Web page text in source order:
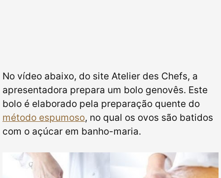
No vídeo abaixo, do site Atelier des Chefs, a
apresentadora prepara um bolo genovês. Este
bolo é elaborado pela preparação quente do
método espumoso, no qual os ovos são batidos
com o açúcar em banho-maria.